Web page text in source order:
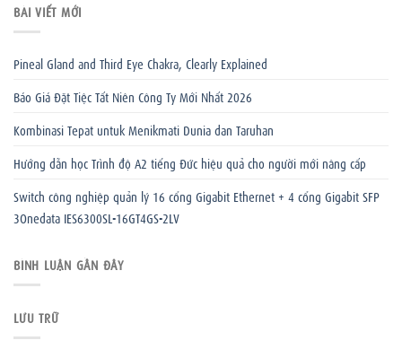
BÀI VIẾT MỚI
Pineal Gland and Third Eye Chakra, Clearly Explained
Báo Giá Đặt Tiệc Tất Niên Công Ty Mới Nhất 2026
Kombinasi Tepat untuk Menikmati Dunia dan Taruhan
Hướng dẫn học Trình độ A2 tiếng Đức hiệu quả cho người mới nâng cấp
Switch công nghiệp quản lý 16 cổng Gigabit Ethernet + 4 cổng Gigabit SFP
3Onedata IES6300SL-16GT4GS-2LV
BÌNH LUẬN GẦN ĐÂY
LƯU TRỮ